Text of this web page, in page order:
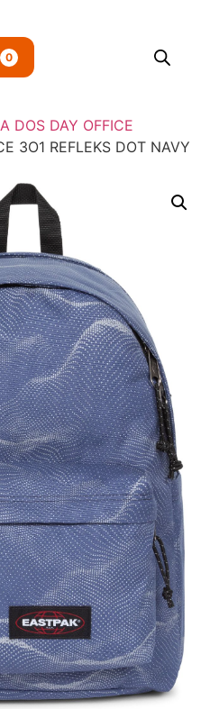
0
DOS DAY OFFICE
3O1 REFLEKS DOT NAVY